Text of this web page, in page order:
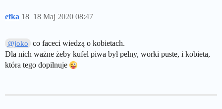
efka 18 Maj 2020 08:47
18
@joko
co faceci wiedzą o kobietach.
Dla nich ważne żeby kufel piwa był pełny, worki puste, i kobieta,
która tego dopilnuje